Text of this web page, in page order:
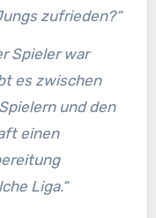
zufrieden?“
Spieler war
es zwischen
und den
einen
Liga.“